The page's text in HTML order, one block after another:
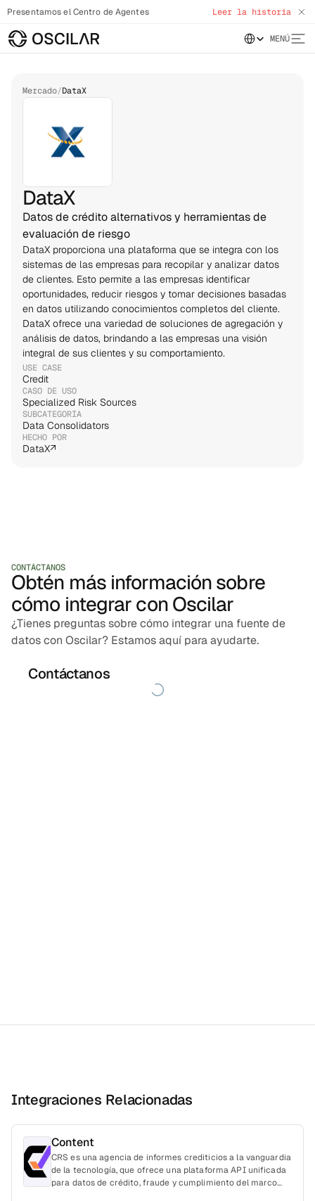
Presentamos el Centro de Agentes Leer la historia
Select Language
MENÚ
Mercado/DataX
DataX
Datos de crédito alternativos y herramientas de
evaluación de riesgo
DataX proporciona una plataforma que se integra con los
sistemas de las empresas para recopilar y analizar datos
de clientes. Esto permite a las empresas identificar
oportunidades, reducir riesgos y tomar decisiones basadas
en datos utilizando conocimientos completos del cliente.
DataX ofrece una variedad de soluciones de agregación y
análisis de datos, brindando a las empresas una visión
integral de sus clientes y su comportamiento.
USE CASE
Credit
CASO DE USO
Specialized Risk Sources
SUBCATEGORÍA
Data Consolidators
HECHO POR
DataX↗
CONTÁCTANOS
Obtén más información sobre
cómo integrar con Oscilar
¿Tienes preguntas sobre cómo integrar una fuente de
datos con Oscilar? Estamos aquí para ayudarte.
Contáctanos
Integraciones Relacionadas
Content
CRS es una agencia de informes crediticios a la vanguardia
de la tecnología, que ofrece una plataforma API unificada
para datos de crédito, fraude y cumplimiento del marco